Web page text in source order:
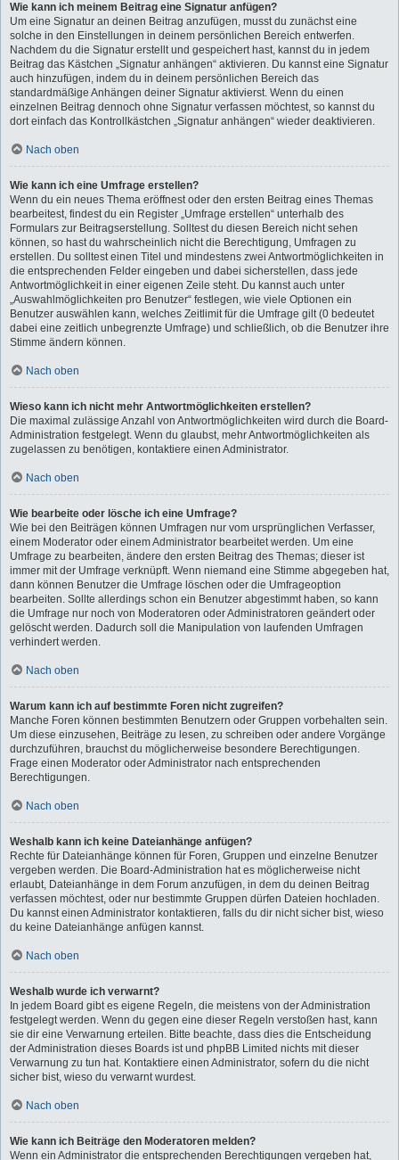
Wie kann ich meinem Beitrag eine Signatur anfügen?
Um eine Signatur an deinen Beitrag anzufügen, musst du zunächst eine
solche in den Einstellungen in deinem persönlichen Bereich entwerfen.
Nachdem du die Signatur erstellt und gespeichert hast, kannst du in jedem
Beitrag das Kästchen „Signatur anhängen“ aktivieren. Du kannst eine Signatur
auch hinzufügen, indem du in deinem persönlichen Bereich das
standardmäßige Anhängen deiner Signatur aktivierst. Wenn du einen
einzelnen Beitrag dennoch ohne Signatur verfassen möchtest, so kannst du
dort einfach das Kontrollkästchen „Signatur anhängen“ wieder deaktivieren.
Nach oben
Wie kann ich eine Umfrage erstellen?
Wenn du ein neues Thema eröffnest oder den ersten Beitrag eines Themas
bearbeitest, findest du ein Register „Umfrage erstellen“ unterhalb des
Formulars zur Beitragserstellung. Solltest du diesen Bereich nicht sehen
können, so hast du wahrscheinlich nicht die Berechtigung, Umfragen zu
erstellen. Du solltest einen Titel und mindestens zwei Antwortmöglichkeiten in
die entsprechenden Felder eingeben und dabei sicherstellen, dass jede
Antwortmöglichkeit in einer eigenen Zeile steht. Du kannst auch unter
„Auswahlmöglichkeiten pro Benutzer“ festlegen, wie viele Optionen ein
Benutzer auswählen kann, welches Zeitlimit für die Umfrage gilt (0 bedeutet
dabei eine zeitlich unbegrenzte Umfrage) und schließlich, ob die Benutzer ihre
Stimme ändern können.
Nach oben
Wieso kann ich nicht mehr Antwortmöglichkeiten erstellen?
Die maximal zulässige Anzahl von Antwortmöglichkeiten wird durch die Board-
Administration festgelegt. Wenn du glaubst, mehr Antwortmöglichkeiten als
zugelassen zu benötigen, kontaktiere einen Administrator.
Nach oben
Wie bearbeite oder lösche ich eine Umfrage?
Wie bei den Beiträgen können Umfragen nur vom ursprünglichen Verfasser,
einem Moderator oder einem Administrator bearbeitet werden. Um eine
Umfrage zu bearbeiten, ändere den ersten Beitrag des Themas; dieser ist
immer mit der Umfrage verknüpft. Wenn niemand eine Stimme abgegeben hat,
dann können Benutzer die Umfrage löschen oder die Umfrageoption
bearbeiten. Sollte allerdings schon ein Benutzer abgestimmt haben, so kann
die Umfrage nur noch von Moderatoren oder Administratoren geändert oder
gelöscht werden. Dadurch soll die Manipulation von laufenden Umfragen
verhindert werden.
Nach oben
Warum kann ich auf bestimmte Foren nicht zugreifen?
Manche Foren können bestimmten Benutzern oder Gruppen vorbehalten sein.
Um diese einzusehen, Beiträge zu lesen, zu schreiben oder andere Vorgänge
durchzuführen, brauchst du möglicherweise besondere Berechtigungen.
Frage einen Moderator oder Administrator nach entsprechenden
Berechtigungen.
Nach oben
Weshalb kann ich keine Dateianhänge anfügen?
Rechte für Dateianhänge können für Foren, Gruppen und einzelne Benutzer
vergeben werden. Die Board-Administration hat es möglicherweise nicht
erlaubt, Dateianhänge in dem Forum anzufügen, in dem du deinen Beitrag
verfassen möchtest, oder nur bestimmte Gruppen dürfen Dateien hochladen.
Du kannst einen Administrator kontaktieren, falls du dir nicht sicher bist, wieso
du keine Dateianhänge anfügen kannst.
Nach oben
Weshalb wurde ich verwarnt?
In jedem Board gibt es eigene Regeln, die meistens von der Administration
festgelegt werden. Wenn du gegen eine dieser Regeln verstoßen hast, kann
sie dir eine Verwarnung erteilen. Bitte beachte, dass dies die Entscheidung
der Administration dieses Boards ist und phpBB Limited nichts mit dieser
Verwarnung zu tun hat. Kontaktiere einen Administrator, sofern du die nicht
sicher bist, wieso du verwarnt wurdest.
Nach oben
Wie kann ich Beiträge den Moderatoren melden?
Wenn ein Administrator die entsprechenden Berechtigungen vergeben hat,